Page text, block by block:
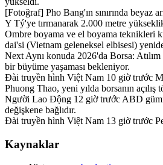
[Fotoğraf] Pho Bang'ın sınırında beyaz
Y Tý'ye tırmanarak 2.000 metre
Ombre boyama ve el boyama teknikleri
dai'si (Vietnam geleneksel elbisesi)
Next Aynı konuda 2026'da Borsa:
bir büyüme yaşaması bekleniyor.
Đài truyền hình Việt Nam 10 giờ trước
Phuong Thao, yeni yılda borsanın açılış
Người Lao Động 12 giờ trước ABD
değişkene bağlıdır.
Đài truyền hình Việt Nam 13 giờ trước
Kaynaklar